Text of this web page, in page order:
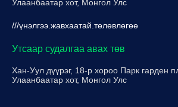
Улаанбаатар хот, Монгол Улс
///үнэлгээ.жавхаатай.төлөвлөгөө
Утсаар судалгаа авах төв
Хан-Уул дүүрэг, 18-р хороо Парк гарден
Улаанбаатар хот, Монгол Улс